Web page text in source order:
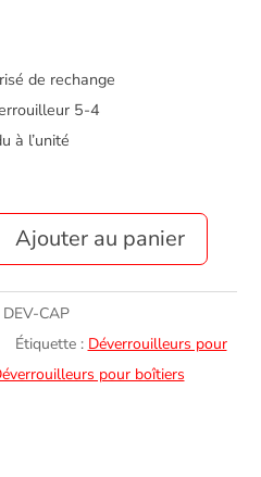
de rechange
5-4
à l’unité
Ajouter au panier
DEV-CAP
Étiquette : Déverrouilleurs pour
pour boîtiers